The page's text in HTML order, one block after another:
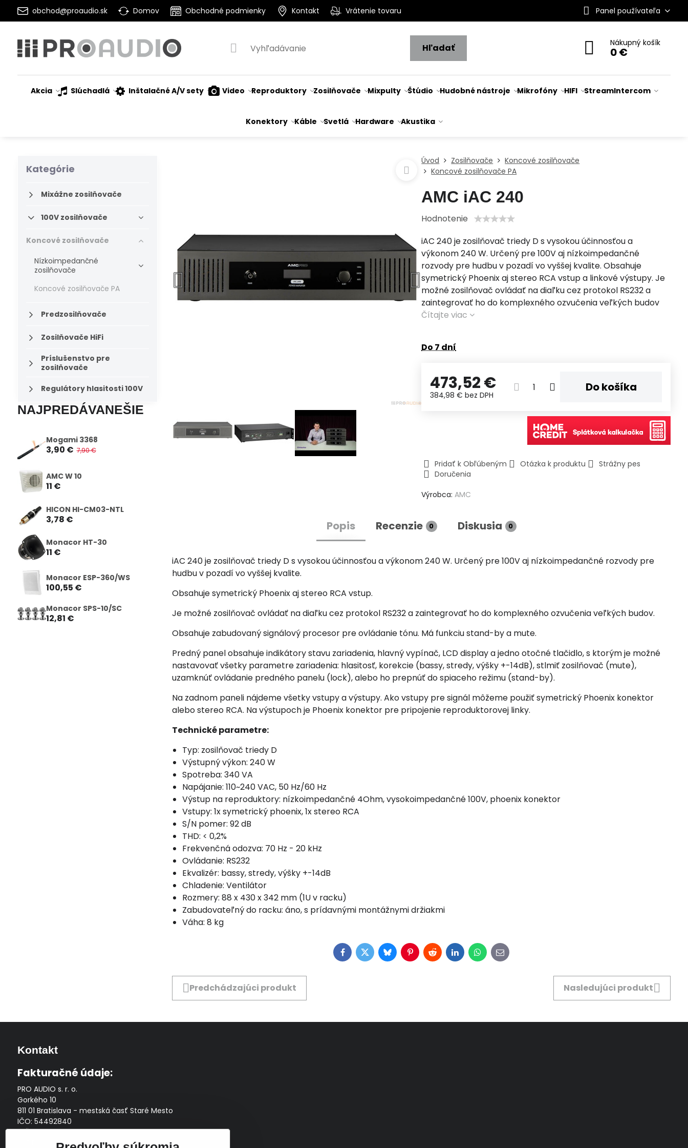
obchod@proaudio.sk Domov Obchodné podmienky Kontakt Vrátenie tovaru Panel používateľa
Hľadať Nákupný košík
0 €
Akcia Slúchadlá Inštalačné A/V sety Video Reproduktory Zosilňovače Mixpulty Štúdio Hudobné nástroje Mikrofóny HIFI StreamIntercom
Konektory Káble Svetlá Hardware Akustika
Úvod Zosilňovače
Koncové zosilňovače
Koncové zosilňovače PA
AMC iAC 240
Hodnotenie
iAC 240 je zosilňovač triedy D s vysokou účinnosťou a
výkonom 240 W. Určený pre 100V aj nízkoimpedančné
rozvody pre hudbu v pozadí vo vyššej kvalite. Obsahuje
symetrický Phoenix aj stereo RCA vstup a linkové výstupy. Je
možné zosilňovač ovládať na diaľku cez protokol RS232 a
zaintegrovať ho do komplexného ozvučenia veľkých budov
Čítajte viac
Do 7 dní
473,52 €
384,98 €bez DPH
Do košíka
Pridať k Obľúbeným Otázka k produktu
Strážny pes
Doručenia
Výrobca:AMC
Popis Recenzie 0 Diskusia 0
iAC 240 je zosilňovač triedy D s vysokou účinnosťou a výkonom 240 W. Určený pre 100V aj nízkoimpedančné rozvody pre
hudbu v pozadí vo vyššej kvalite.
Obsahuje symetrický Phoenix aj stereo RCA vstup.
Je možné zosilňovač ovládať na diaľku cez protokol RS232 a zaintegrovať ho do komplexného ozvučenia veľkých budov.
Obsahuje zabudovaný signálový procesor pre ovládanie tónu. Má funkciu stand-by a mute.
Predný panel obsahuje indikátory stavu zariadenia, hlavný vypínač, LCD display a jedno otočné tlačidlo, s ktorým je možné
nastavovať všetky parametre zariadenia: hlasitosť, korekcie (bassy, stredy, výšky +-14dB), stlmiť zosilňovač (mute),
uzamknúť ovládanie predného panelu (lock), alebo ho prepnúť do spiaceho režimu (stand-by).
Na zadnom paneli nájdeme všetky vstupy a výstupy. Ako vstupy pre signál môžeme použiť symetrický Phoenix konektor
alebo stereo RCA. Na výstupoch je Phoenix konektor pre pripojenie reproduktorovej linky.
Technické parametre:
Typ: zosilňovač triedy D
Výstupný výkon: 240 W
Spotreba: 340 VA
Napájanie: 110~240 VAC, 50 Hz/60 Hz
Výstup na reproduktory: nízkoimpedančné 4Ohm, vysokoimpedančné 100V, phoenix konektor
Vstupy: 1x symetrický phoenix, 1x stereo RCA
S/N pomer: 92 dB
THD: < 0,2%
Frekvenčná odozva: 70 Hz - 20 kHz
Ovládanie: RS232
Ekvalizér: bassy, stredy, výšky +-14dB
Chladenie: Ventilátor
Rozmery: 88 x 430 x 342 mm (1U v racku)
Zabudovateľný do racku: áno, s prídavnými montážnymi držiakmi
Váha: 8 kg
Facebook
TwitterBlueskyPinterest
RedditLinkedInWhatsApp
E-
mail
Predchádzajúci produkt Nasledujúci produkt
Kategórie
Mixážne zosilňovače
100V zosilňovače
Koncové zosilňovače
Nízkoimpedančné
zosilňovače
Koncové zosilňovače PA
Predzosilňovače
Zosilňovače HiFi
Príslušenstvo pre
zosilňovače
Regulátory hlasitosti 100V
NAJPREDÁVANEŠIE
Mogami 3368
3,90 € 7,90 €
AMC W 10
11 €
HICON HI-CM03-NTL
3,78 €
Monacor HT-30
11 €
Monacor ESP-360/WS
100,55 €
Monacor SPS-10/SC
12,81 €
Kontakt
Fakturačné údaje:
PRO AUDIO s. r. o.
Gorkého 10
811 01 Bratislava - mestská časť Staré Mesto
IČO: 54492840
DIČ: 2121704145
IČ DPH: SK2121704145